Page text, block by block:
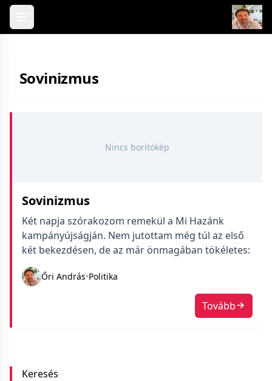
Skip to content
Sovinizmus
Nincs borítókép
Sovinizmus
Két napja szórakozom remekül a Mi Hazánk
kampányújságján. Nem jutottam még túl az első
két bekezdésen, de az már önmagában tökéletes:
Őri András•Politika
Tovább
Keresés